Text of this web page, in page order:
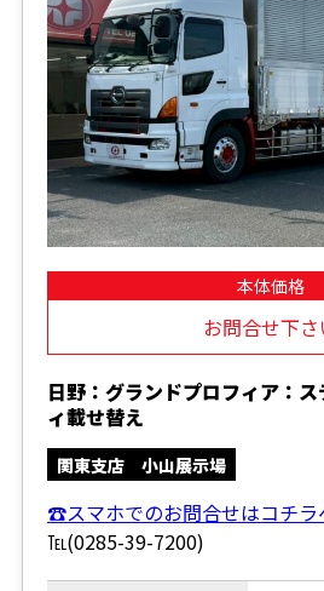
本体価格
お問合せ下さ
日野：グランドプロフィア：
ィ載せ替え
関東支店 小山展示場
☎スマホでのお問合せはコチラ
℡(0285-39-7200)